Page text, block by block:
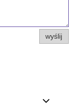
wyślij